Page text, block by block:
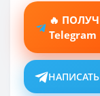
🔥
Telegram
НАПИСАТЬ